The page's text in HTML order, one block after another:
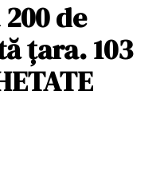
200 de
ţara. 103